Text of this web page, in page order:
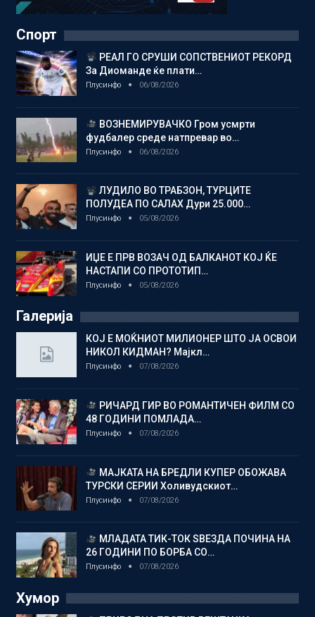
Спорт
РЕАЛ ГО СРУШИ СОПСТВЕНИОТ РЕКОРД
За Диоманде ќе плати…
Плусинфо 06/08/2026
ВОЗНЕМИРУВАЧКО Гром усмрти
фудбалер среде натпревар во…
Плусинфо 06/08/2026
ЛУДИЛО ВО ТРАБЗОН, ТУРЦИТЕ
ПОЛУДЕА ПО САЛАХ Дури 25.000…
Плусинфо 05/08/2026
ИЏЕ Е ПРВ ВОЗАЧ ОД БАЛКАНОТ КОЈ ЌЕ
НАСТАПИ СО ПРОТОТИП…
Плусинфо 05/08/2026
Галерија
КОЈ Е МОЌНИОТ МИЛИОНЕР ШТО ЈА ОСВОИ
НИКОЛ КИДМАН? Мајкл…
Плусинфо 07/08/2026
РИЧАРД ГИР ВО РОМАНТИЧЕН ФИЛМ СО
48 ГОДИНИ ПОМЛАДА…
Плусинфо 07/08/2026
МАЈКАТА НА БРЕДЛИ КУПЕР ОБОЖАВА
ТУРСКИ СЕРИИ Холивудскиот…
Плусинфо 07/08/2026
МЛАДАТА ТИК-ТОК ЅВЕЗДА ПОЧИНА НА
26 ГОДИНИ ПО БОРБА СО…
Плусинфо 07/08/2026
Хумор